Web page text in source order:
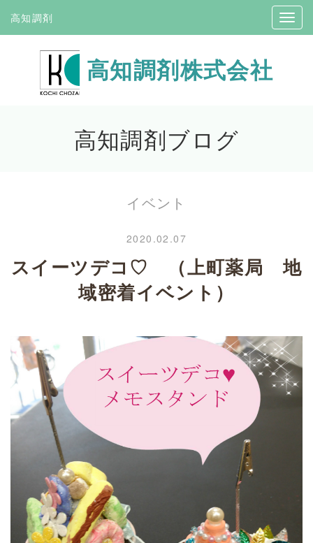
高知調剤
高知調剤株式会社
高知調剤ブログ
イベント
2020.02.07
スイーツデコ♡ （上町薬局 地
域密着イベント）